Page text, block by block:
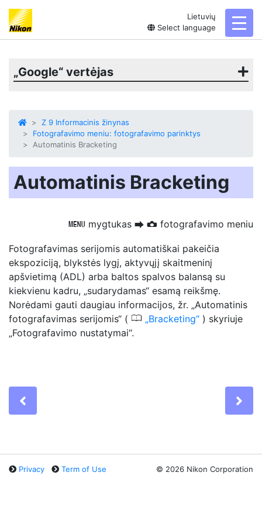
Lietuvių
Select language
„Google“ vertėjas
Z 9 Informacinis žinynas
Fotografavimo meniu: fotografavimo parinktys
Automatinis Bracketing
Automatinis Bracketing
G mygtukas U C fotografavimo meniu
Fotografavimas serijomis automatiškai pakeičia
ekspoziciją, blykstės lygį, aktyvųjį skaitmeninį
apšvietimą (ADL) arba baltos spalvos balansą su
kiekvienu kadru, „sudarydamas“ esamą reikšmę.
Norėdami gauti daugiau informacijos, žr. „Automatinis
fotografavimas serijomis“ ( 0 Bracketing
) skyriuje
„Fotografavimo nustatymai“.
Privacy Term of Use © 2026 Nikon Corporation